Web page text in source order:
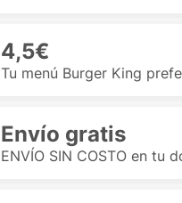
4,5€
Tu menú Burger King
Envío gratis
ENVÍO SIN COSTO en tu